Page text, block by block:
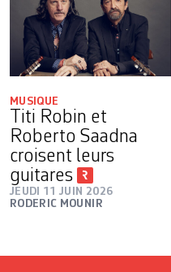
MUSIQUE
Titi Robin et
Roberto Saadna
croisent leurs
guitares
JEUDI 11 JUIN 2026
RODERIC MOUNIR